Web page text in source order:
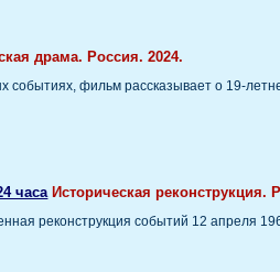
драма. Россия. 2024.
событиях, фильм рассказывает о 19-
часа Историческая реконструкция.
реконструкция событий 12 апреля